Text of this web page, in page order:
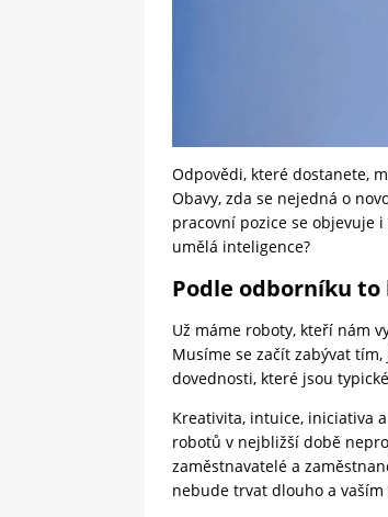
Odpovědi, které dostanete,
Obavy, zda se nejedná o
pracovní pozice se objevuje
umělá inteligence?
Podle odborníku
Už máme roboty, kteří nám
Musíme se začít zabývat
dovednosti, které jsou
Kreativita, intuice, iniciativa
robotů v nejbližší době
zaměstnavatelé a
nebude trvat dlouho a